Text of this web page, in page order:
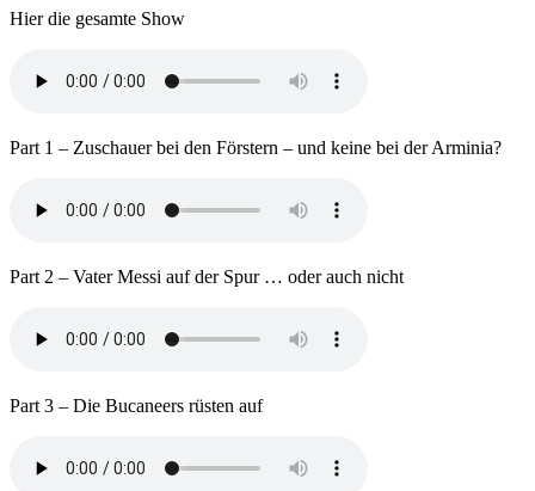
Hier die gesamte Show
Part 1 – Zuschauer bei den Förstern – und keine bei der Arminia?
Part 2 – Vater Messi auf der Spur … oder auch nicht
Part 3 – Die Bucaneers rüsten auf